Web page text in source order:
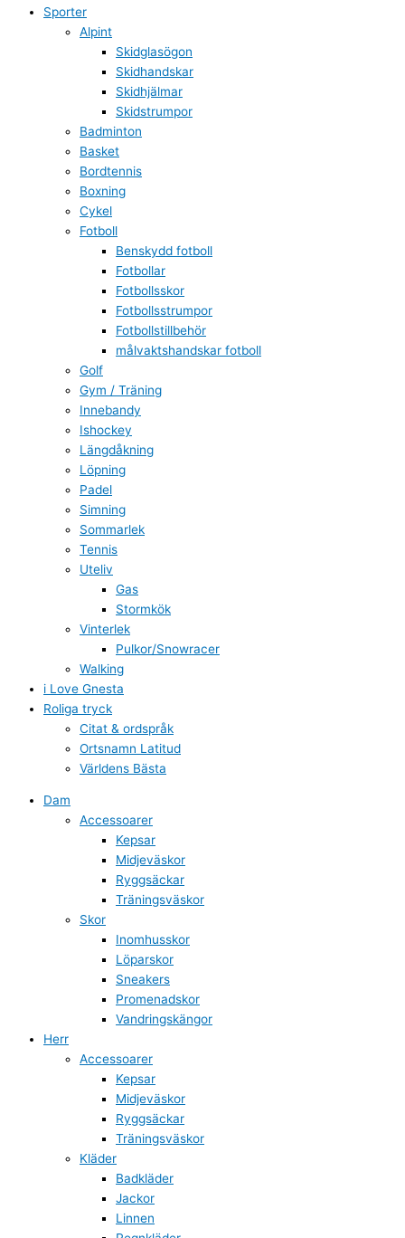
Sporter
Alpint
Skidglasögon
Skidhandskar
Skidhjälmar
Skidstrumpor
Badminton
Basket
Bordtennis
Boxning
Cykel
Fotboll
Benskydd fotboll
Fotbollar
Fotbollsskor
Fotbollsstrumpor
Fotbollstillbehör
målvaktshandskar fotboll
Golf
Gym / Träning
Innebandy
Ishockey
Längdåkning
Löpning
Padel
Simning
Sommarlek
Tennis
Uteliv
Gas
Stormkök
Vinterlek
Pulkor/Snowracer
Walking
i Love Gnesta
Roliga tryck
Citat & ordspråk
Ortsnamn Latitud
Världens Bästa
Dam
Accessoarer
Kepsar
Midjeväskor
Ryggsäckar
Träningsväskor
Skor
Inomhusskor
Löparskor
Sneakers
Promenadskor
Vandringskängor
Herr
Accessoarer
Kepsar
Midjeväskor
Ryggsäckar
Träningsväskor
Kläder
Badkläder
Jackor
Linnen